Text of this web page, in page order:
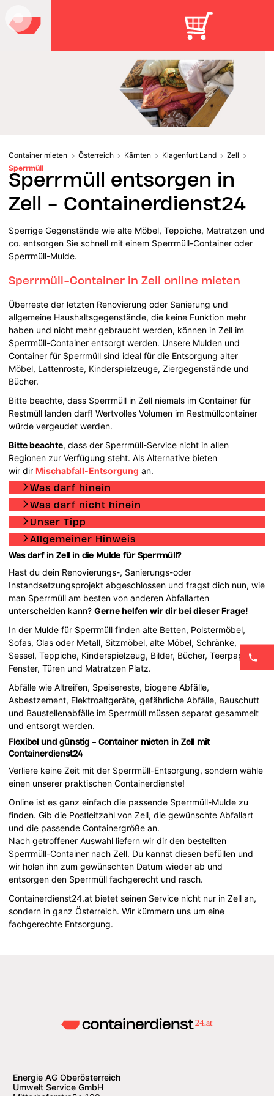
Container mieten Österreich Kärnten Klagenfurt Land
Zell
Sperrmüll
Sperrmüll entsorgen in
Zell - Containerdienst24
Sperrige Gegenstände wie alte Möbel, Teppiche, Matratzen und
co. entsorgen Sie schnell mit einem Sperrmüll-Container oder
Sperrmüll-Mulde.
Sperrmüll-Container in Zell online mieten
Überreste der letzten Renovierung oder Sanierung und
allgemeine Haushaltsgegenstände, die keine Funktion mehr
haben und nicht mehr gebraucht werden, können in Zell im
Sperrmüll-Container entsorgt werden. Unsere Mulden und
Container für Sperrmüll sind ideal für die Entsorgung alter
Möbel, Lattenroste, Kinderspielzeuge, Ziergegenstände und
Bücher.
Bitte beachte, dass Sperrmüll in Zell niemals im Container für
Restmüll landen darf! Wertvolles Volumen im Restmüllcontainer
würde vergeudet werden.
Bitte beachte, dass der Sperrmüll-Service nicht in allen
Regionen zur Verfügung steht. Als Alternative bieten
wir dir Mischabfall-Entsorgung an.
Was darf hinein
Was darf nicht hinein
Unser Tipp
Allgemeiner Hinweis
Was darf in Zell in die Mulde für Sperrmüll?
Hast du dein Renovierungs-, Sanierungs-oder
Instandsetzungsprojekt abgeschlossen und fragst dich nun, wie
man Sperrmüll am besten von anderen Abfallarten
unterscheiden kann?Gerne helfen wir dir bei dieser Frage!
In der Mulde für Sperrmüll finden alte Betten, Polstermöbel,
Sofas, Glas oder Metall, Sitzmöbel, alte Möbel, Schränke,
Sessel, Teppiche, Kinderspielzeug, Bilder, Bücher, Teerpappe,
Fenster, Türen und Matratzen Platz.
Abfälle wie Altreifen, Speisereste, biogene Abfälle,
Asbestzement, Elektroaltgeräte, gefährliche Abfälle, Bauschutt
und Baustellenabfälle im Sperrmüll müssen separat gesammelt
und entsorgt werden.
Flexibel und günstig - Container mieten in Zell mit
Containerdienst24
Verliere keine Zeit mit der Sperrmüll-Entsorgung, sondern wähle
einen unserer praktischen Containerdienste!
Online ist es ganz einfach die passende Sperrmüll-Mulde zu
finden. Gib die Postleitzahl von Zell, die gewünschte Abfallart
und die passende Containergröße an.
Nach getroffener Auswahl liefern wir dir den bestellten
Sperrmüll-Container nach Zell. Du kannst diesen befüllen und
wir holen ihn zum gewünschten Datum wieder ab und
entsorgen den Sperrmüll fachgerecht und rasch.
Containerdienst24.at bietet seinen Service nicht nur in Zell an,
sondern in ganz Österreich. Wir kümmern uns um eine
fachgerechte Entsorgung.
Energie AG Oberösterreich
Umwelt Service GmbH